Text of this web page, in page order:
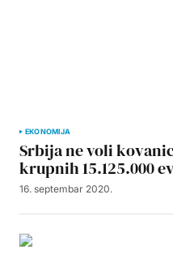
EKONOMIJA
Srbija ne voli
krupnih 15.125.000
16. septembar 2020.